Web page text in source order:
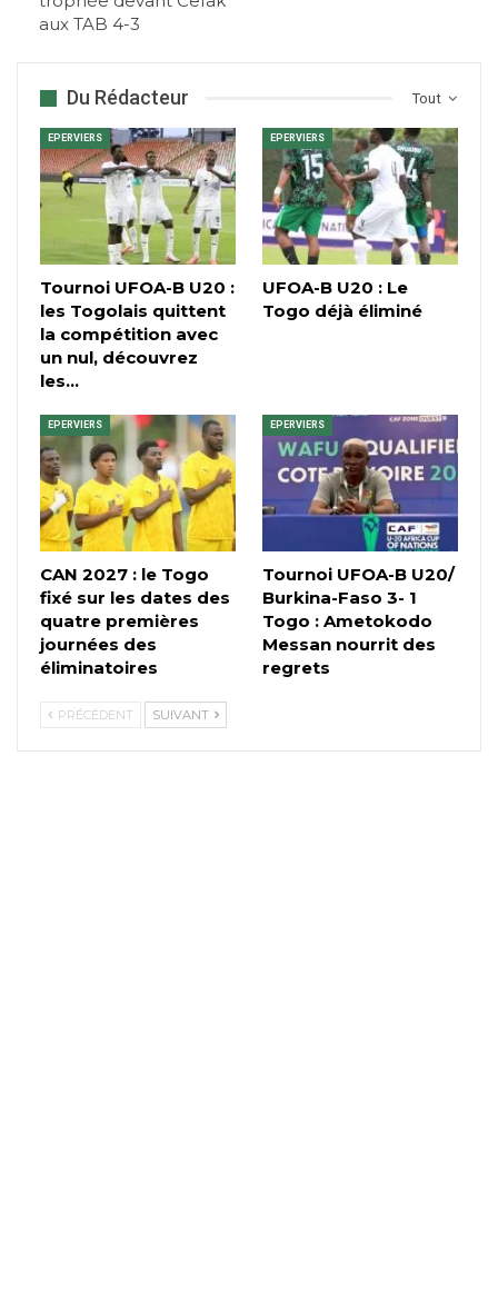
aux TAB 4-3
Tout
Du Rédacteur
EPERVIERS
Tournoi UFOA-B U20 :
les Togolais quittent
la compétition avec
un nul, découvrez
les…
EPERVIERS
UFOA-B U20 : Le
Togo déjà éliminé
EPERVIERS
CAN 2027 : le Togo
fixé sur les dates des
quatre premières
journées des
éliminatoires
EPERVIERS
Tournoi UFOA-B U20/
Burkina-Faso 3- 1
Togo : Ametokodo
Messan nourrit des
regrets
PRÉCÉDENT SUIVANT